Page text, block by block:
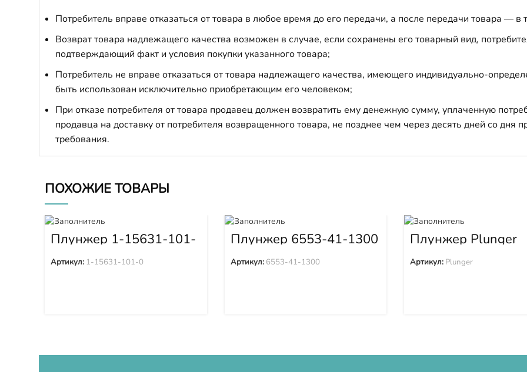
Потребитель вправе отказаться от товара в любое время до его передачи, а после передачи товара — в
Возврат товара надлежащего качества возможен в случае, если сохранены его товарный вид,
подтверждающий факт и условия покупки указанного товара;
Потребитель не вправе отказаться от товара надлежащего качества, имеющего индивидуально-
быть использован исключительно приобретающим его человеком;
При отказе потребителя от товара продавец должен возвратить ему денежную сумму, уплаченную
продавца на доставку от потребителя возвращенного товара, не позднее чем через десять дней со дня
требования.
ПОХОЖИЕ ТОВАРЫ
Плунжер 1-15631-101-
Артикул: 1-15631-101-0
Плунжер 6553-41-1300
Артикул: 6553-41-1300
Плунжер Plunger
Артикул: Plunger